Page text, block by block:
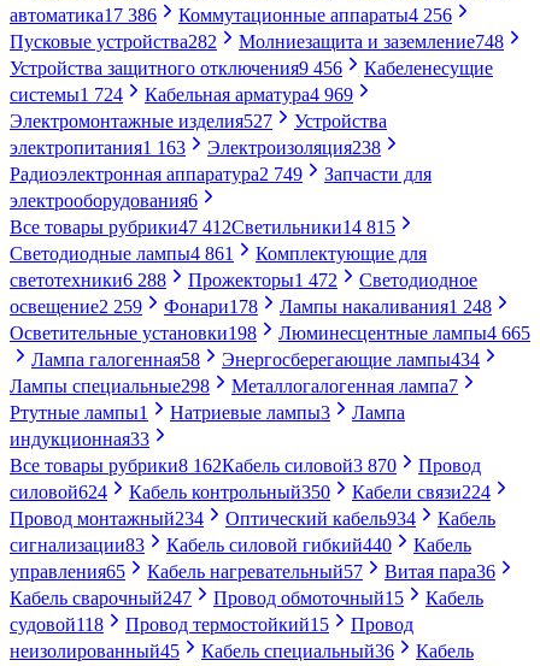
автоматика17 386 Коммутационные аппараты4 256
Пусковые устройства282 Молниезащита и заземление748
Устройства защитного отключения9 456
Кабеленесущие
системы1 724 Кабельная арматура4 969
Электромонтажные изделия527
Устройства
электропитания1 163 Электроизоляция238
Радиоэлектронная аппаратура2 749
Запчасти для
электрооборудования6
Все товары рубрики47 412Светильники14 815
Светодиодные лампы4 861
Комплектующие для
светотехники6 288 Прожекторы1 472
Светодиодное
освещение2 259 Фонари178 Лампы накаливания1 248
Осветительные установки198 Люминесцентные лампы4 665
Лампа галогенная58 Энергосберегающие лампы434
Лампы специальные298 Металлогалогенная лампа7
Ртутные лампы1 Натриевые лампы3
Лампа
индукционная33
Все товары рубрики8 162Кабель силовой3 870
Провод
силовой624 Кабель контрольный350 Кабели связи224
Провод монтажный234 Оптический кабель934
Кабель
сигнализации83 Кабель силовой гибкий440
Кабель
управления65 Кабель нагревательный57 Витая пара36
Кабель сварочный247 Провод обмоточный15
Кабель
судовой118 Провод термостойкий15
Провод
неизолированный45 Кабель специальный36
Кабель